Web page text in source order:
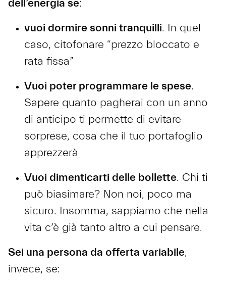
dell’energia se:
vuoi dormire sonni tranquilli. In quel
caso, citofonare “prezzo bloccato e
rata fissa”
Vuoi poter programmare le spese.
Sapere quanto pagherai con un anno
di anticipo ti permette di evitare
sorprese, cosa che il tuo portafoglio
apprezzerà
Vuoi dimenticarti delle bollette. Chi ti
può biasimare? Non noi, poco ma
sicuro. Insomma, sappiamo che nella
vita c’è già tanto altro a cui pensare.
Sei una persona da offerta variabile,
invece, se: